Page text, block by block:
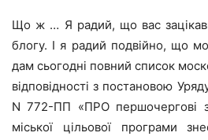
Що ж … Я радий, що вас
блогу. І я радий подвійно, що
дам сьогодні повний список
відповідності з постановою
N 772-ПП «ПРО першочергові
міської цільової програми